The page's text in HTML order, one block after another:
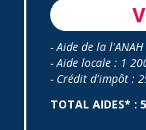
- Aide de la
- Aide locale : 1
- Crédit d'impôt :
TOTAL AIDES* :